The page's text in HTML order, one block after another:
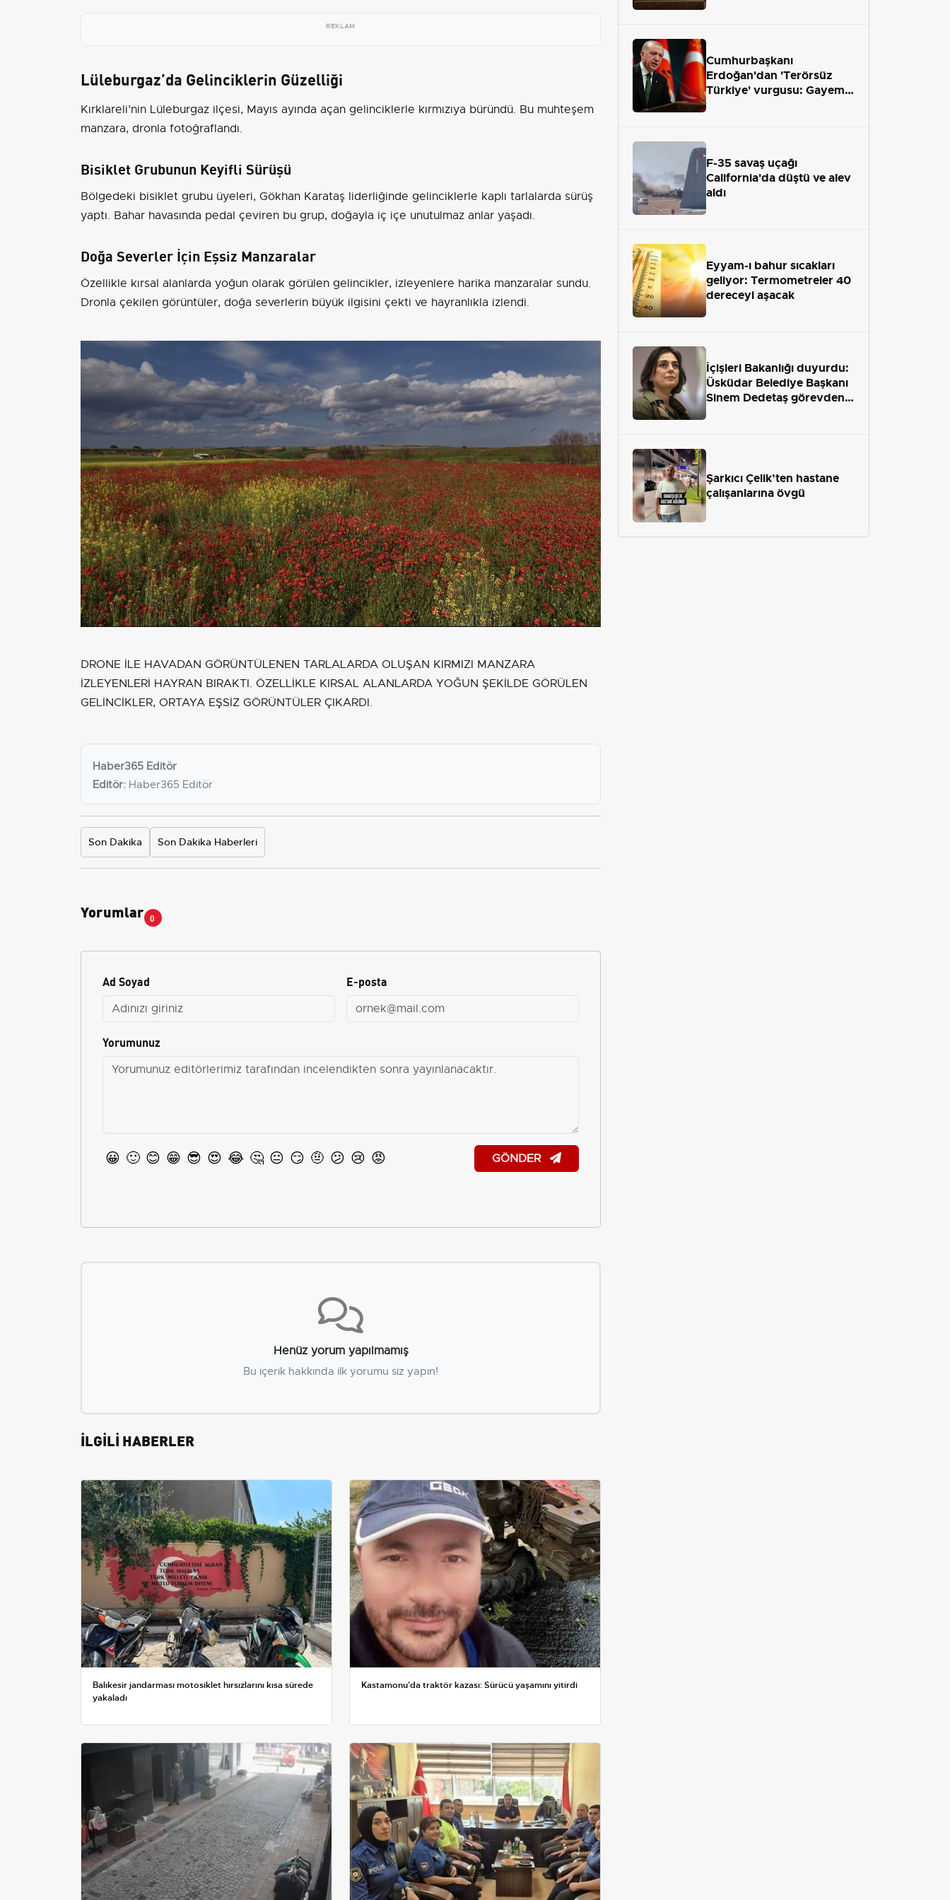
REKLAM
Lüleburgaz’da Gelinciklerin Güzelliği
Kırklareli’nin Lüleburgaz ilçesi, Mayıs ayında açan gelinciklerle kırmızıya büründü. Bu muhteşem
manzara, dronla fotoğraflandı.
Bisiklet Grubunun Keyifli Sürüşü
Bölgedeki bisiklet grubu üyeleri, Gökhan Karataş liderliğinde gelinciklerle kaplı tarlalarda sürüş
yaptı. Bahar havasında pedal çeviren bu grup, doğayla iç içe unutulmaz anlar yaşadı.
Doğa Severler İçin Eşsiz Manzaralar
Özellikle kırsal alanlarda yoğun olarak görülen gelincikler, izleyenlere harika manzaralar sundu.
Dronla çekilen görüntüler, doğa severlerin büyük ilgisini çekti ve hayranlıkla izlendi.
DRONE İLE HAVADAN GÖRÜNTÜLENEN TARLALARDA OLUŞAN KIRMIZI MANZARA
İZLEYENLERİ HAYRAN BIRAKTI. ÖZELLİKLE KIRSAL ALANLARDA YOĞUN ŞEKİLDE GÖRÜLEN
GELİNCİKLER, ORTAYA EŞSİZ GÖRÜNTÜLER ÇIKARDI.
Haber365 Editör
Editör: Haber365 Editör
Son Dakika Son Dakika Haberleri
Yorumlar 0
Ad Soyad E-posta
Yorumunuz
😀 🙂 😊 😁 😎 😍 😂 🤔 😐 😏 🤨 😕 😢 😡 GÖNDER
Henüz yorum yapılmamış
Bu içerik hakkında ilk yorumu siz yapın!
İLGİLİ HABERLER
Balıkesir jandarması motosiklet hırsızlarını kısa sürede
yakaladı
Kastamonu'da traktör kazası: Sürücü yaşamını yitirdi
Cumhurbaşkanı
Erdoğan'dan 'Terörsüz
Türkiye' vurgusu: Gayemiz
F-35 savaş uçağı
California'da düştü ve alev
aldı
Eyyam-ı bahur sıcakları
geliyor: Termometreler 40
dereceyi aşacak
İçişleri Bakanlığı duyurdu:
Üsküdar Belediye Başkanı
Sinem Dedetaş görevden
Şarkıcı Çelik’ten hastane
çalışanlarına övgü